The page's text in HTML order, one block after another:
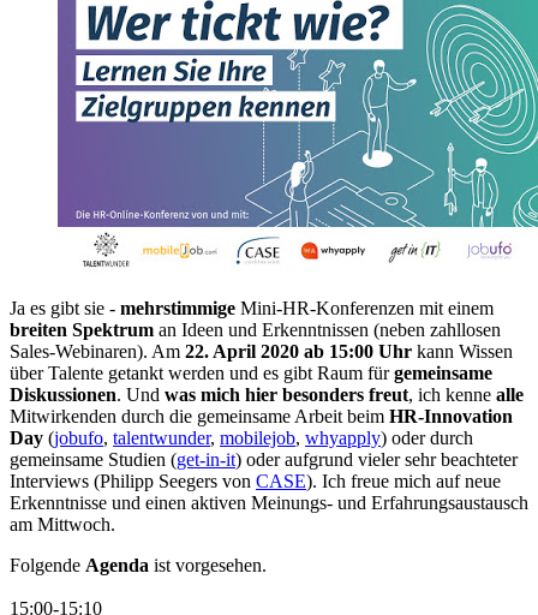
Ja es gibt sie - mehrstimmige Mini-HR-Konferenzen mit einem
breiten Spektrum an Ideen und Erkenntnissen (neben zahllosen
Sales-Webinaren). Am 22. April 2020 ab 15:00 Uhr kann Wissen
über Talente getankt werden und es gibt Raum fürgemeinsame
Diskussionen. Und was mich hier besonders freut, ich kenne alle
Mitwirkenden durch die gemeinsame Arbeit beim HR-Innovation
Day (jobufo, talentwunder, mobilejob, whyapply) oder durch
gemeinsame Studien (get-in-it) oder aufgrund vieler sehr beachteter
Interviews (Philipp Seegers von CASE). Ich freue mich auf neue
Erkenntnisse und einen aktiven Meinungs- und Erfahrungsaustausch
am Mittwoch.
Folgende Agenda ist vorgesehen.
15:00-15:10